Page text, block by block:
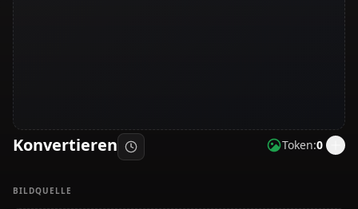
Konvertieren Token:0
BILDQUELLE